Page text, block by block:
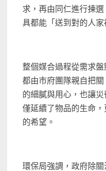
求，再由同仁進行揀
具都能「送到對的人家
整個媒合過程從需求盤
都由市府團隊親自把
的細膩與用心，也讓
僅延續了物品的生命
的希望。
環保局強調，政府除